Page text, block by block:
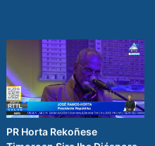
PR Horta Rekoñese